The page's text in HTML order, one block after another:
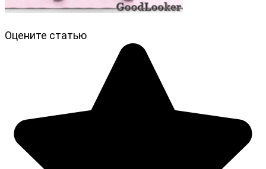
Оцените статью